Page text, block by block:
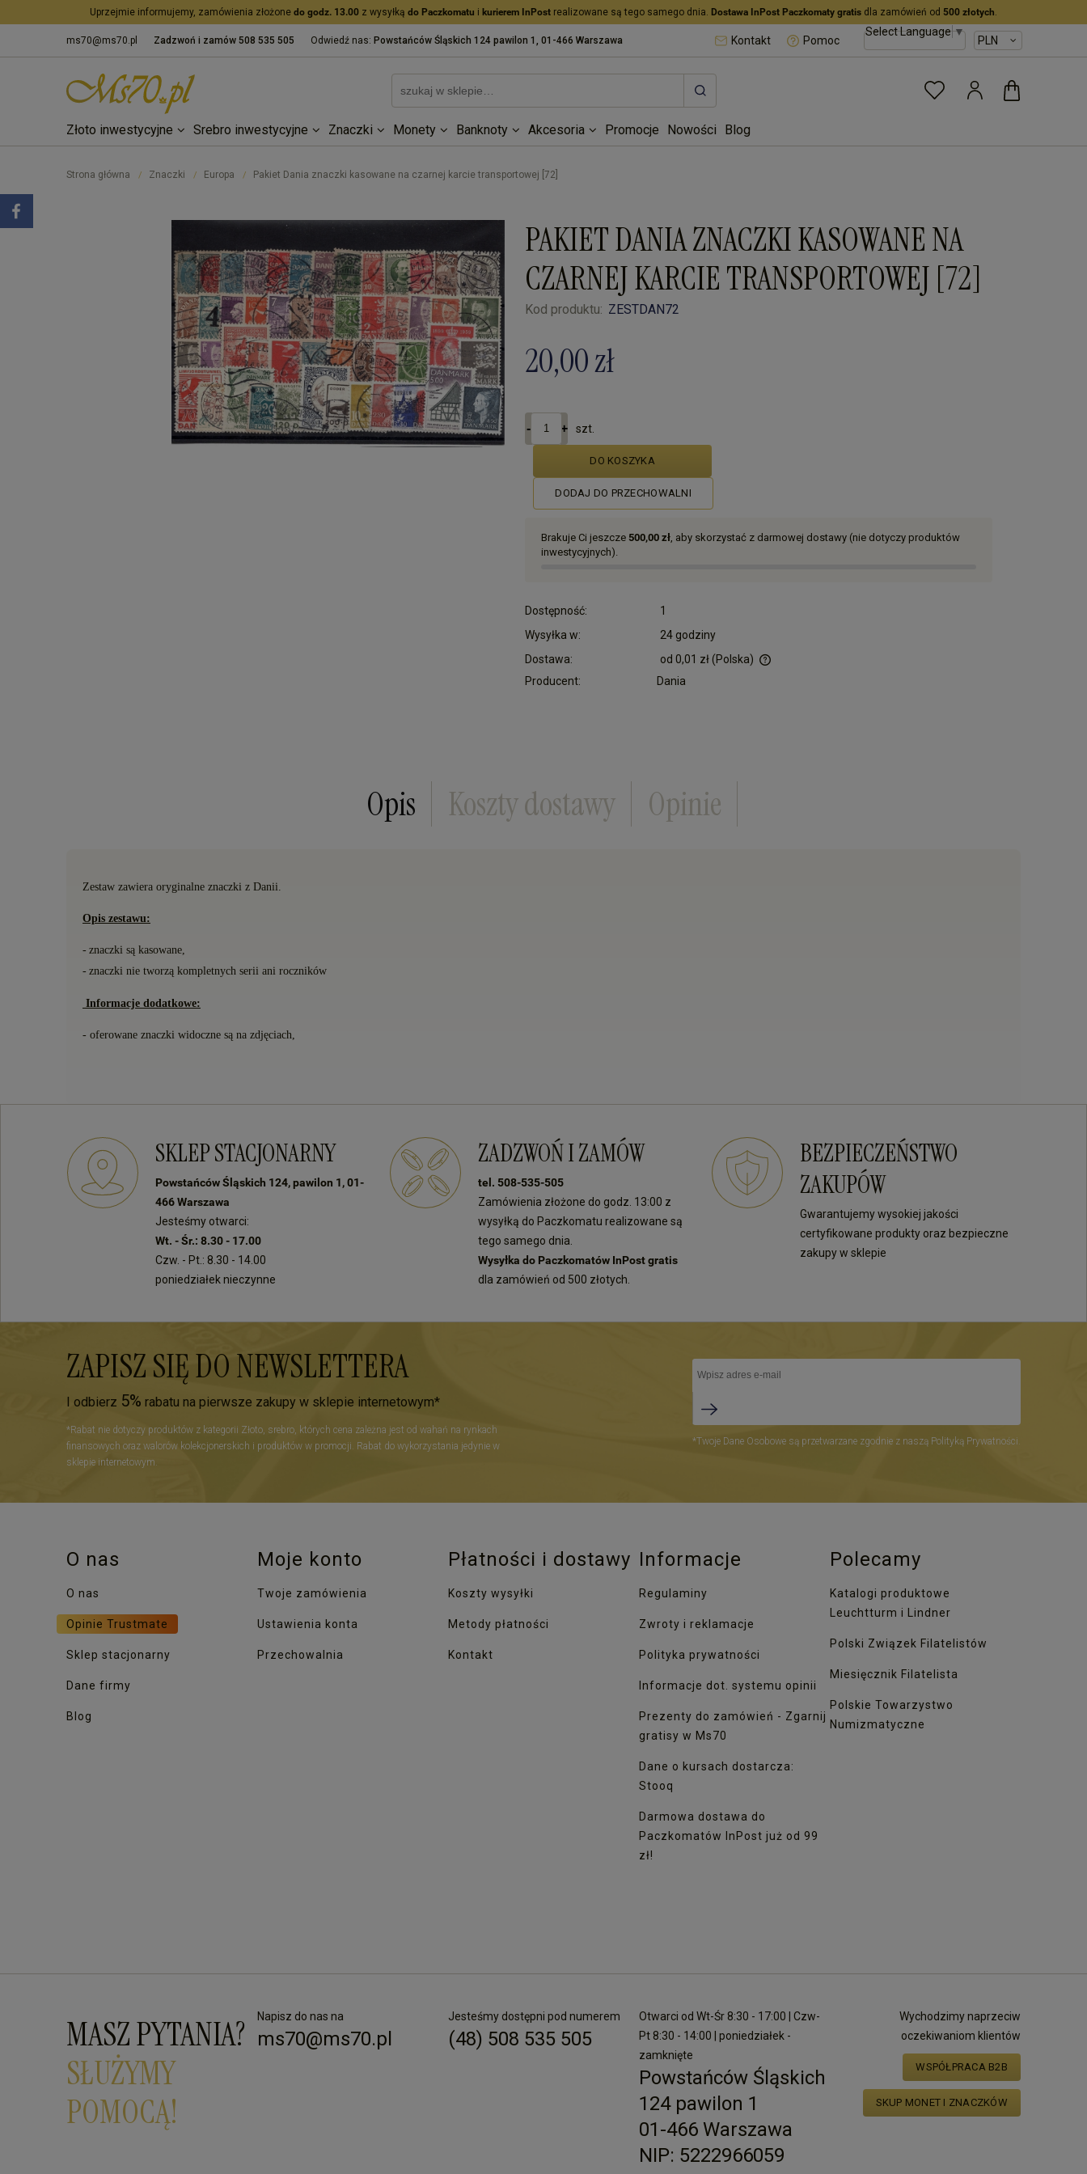
Uprzejmie informujemy, zamówienia złożone do godz. 13.00 z wysyłką do Paczkomatu i kurierem InPost realizowane są tego samego dnia. Dostawa InPost Paczkomaty gratis dla zamówień od 500 złotych.
Select Language▼
ms70@ms70.pl Zadzwoń i zamów 508 535 505 Odwiedź nas: Powstańców Śląskich 124 pawilon 1, 01-466 Warszawa Kontakt Pomoc
Złoto inwestycyjne Srebro inwestycyjne Znaczki Monety Banknoty Akcesoria Promocje Nowości Blog
Strona główna / Znaczki / Europa / Pakiet Dania znaczki kasowane na czarnej karcie transportowej [72]
PAKIET DANIA ZNACZKI KASOWANE NA
CZARNEJ KARCIE TRANSPORTOWEJ [72]
Kod produktu: ZESTDAN72
20,00 zł
szt.
DO KOSZYKA
DODAJ DO PRZECHOWALNI
Brakuje Ci jeszcze 500,00 zł , aby skorzystać z darmowej dostawy (nie dotyczy produktów
inwestycyjnych).
Dostępność:
1
Wysyłka w:
24 godziny
Dostawa:
od 0,01 zł(Polska)
Producent: Dania
Opis Koszty dostawy Opinie
Zestaw zawiera oryginalne znaczki z Danii.
Opis zestawu:
- znaczki są kasowane,
- znaczki nie tworzą kompletnych serii ani roczników
Informacje dodatkowe:
- oferowane znaczki widoczne są na zdjęciach,
SKLEP STACJONARNY
Powstańców Śląskich 124, pawilon 1, 01-
466 Warszawa
Jesteśmy otwarci:
Wt. - Śr.: 8.30 - 17.00
Czw. - Pt.: 8.30 - 14.00
poniedziałek nieczynne
ZADZWOŃ I ZAMÓW
tel. 508-535-505
Zamówienia złożone do godz. 13:00 z
wysyłką do Paczkomatu realizowane są
tego samego dnia.
Wysyłka do Paczkomatów InPost gratis
dla zamówień od 500 złotych.
BEZPIECZEŃSTWO
ZAKUPÓW
Gwarantujemy wysokiej jakości
certyfikowane produkty oraz bezpieczne
zakupy w sklepie
ZAPISZ SIĘ DO NEWSLETTERA
I odbierz 5% rabatu na pierwsze zakupy w sklepie internetowym*
*Rabat nie dotyczy produktów z kategorii Złoto, srebro, których cena zależna jest od wahań na rynkach
finansowych oraz walorów kolekcjonerskich i produktów w promocji. Rabat do wykorzystania jedynie w
sklepie internetowym.
*Twoje Dane Osobowe są przetwarzane zgodnie z naszą Polityką Prywatności.
O nas
O nas
Opinie Trustmate
Sklep stacjonarny
Dane firmy
Blog
Moje konto
Twoje zamówienia
Ustawienia konta
Przechowalnia
Płatności i dostawy
Koszty wysyłki
Metody płatności
Kontakt
Informacje
Regulaminy
Zwroty i reklamacje
Polityka prywatności
Informacje dot. systemu opinii
Prezenty do zamówień - Zgarnij
gratisy w Ms70
Dane o kursach dostarcza:
Stooq
Darmowa dostawa do
Paczkomatów InPost już od 99
zł!
Polecamy
Katalogi produktowe
Leuchtturm i Lindner
Polski Związek Filatelistów
Miesięcznik Filatelista
Polskie Towarzystwo
Numizmatyczne
MASZ PYTANIA?
SŁUŻYMY
POMOCĄ!
Napisz do nas na
ms70@ms70.pl
Jesteśmy dostępni pod numerem
(48) 508 535 505
Otwarci od Wt-Śr 8:30 - 17:00 | Czw-
Pt 8:30 - 14:00 | poniedziałek -
zamknięte
Powstańców Śląskich
124 pawilon 1
01-466 Warszawa
NIP: 5222966059
Wychodzimy naprzeciw
oczekiwaniom klientów
WSPÓŁPRACA B2B
SKUP MONET I ZNACZKÓW